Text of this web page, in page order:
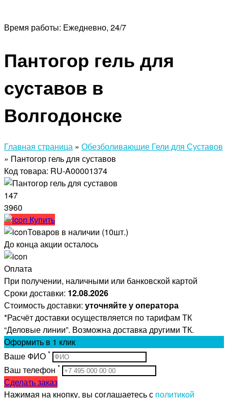
Время работы: Ежедневно, 24/7
Пантогор гель для
суставов в
Волгодонске
Главная страница » Обезболивающие Гели для Суставов
» Пантогор гель для суставов
Код товара: RU-A00001374
147
3960
Купить
Товаров в наличии (10шт.)
До конца акции осталось
Оплата
При получении, наличными или банковской картой
Сроки доставки: 12.08.2026
Стоимость доставки: уточняйте у оператора
*Расчёт доставки осуществляется по тарифам ТК
“Деловые линии”. Возможна доставка другими ТК.
Оформить в 1 клик
Ваше ФИО *
Ваш телефон *
Сделать заказ
Нажимая на кнопку, вы соглашаетесь с политикой